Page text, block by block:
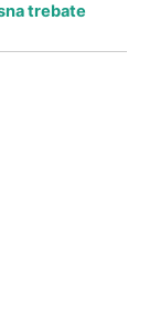
trebate